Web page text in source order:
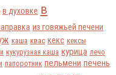
в духовке в
из говяжьей печени
каша квас кекс кексы
кукурузная каша курица лечо
папоротник пельмени печень